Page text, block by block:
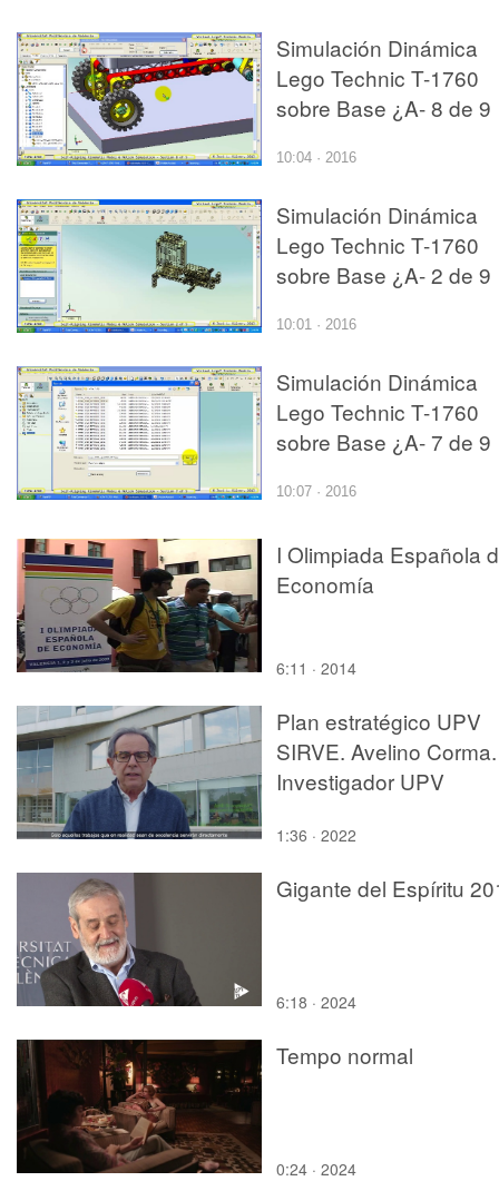
Simulación Dinámica
Lego Technic T-1760
sobre Base ¿A- 8 de 9
10:04 · 2016
Simulación Dinámica
Lego Technic T-1760
sobre Base ¿A- 2 de 9
10:01 · 2016
Simulación Dinámica
Lego Technic T-1760
sobre Base ¿A- 7 de 9
10:07 · 2016
I Olimpiada Española
Economía
6:11 · 2014
Plan estratégico UPV
SIRVE. Avelino Corma.
Investigador UPV
1:36 · 2022
Gigante del Espíritu
6:18 · 2024
Tempo normal
0:24 · 2024